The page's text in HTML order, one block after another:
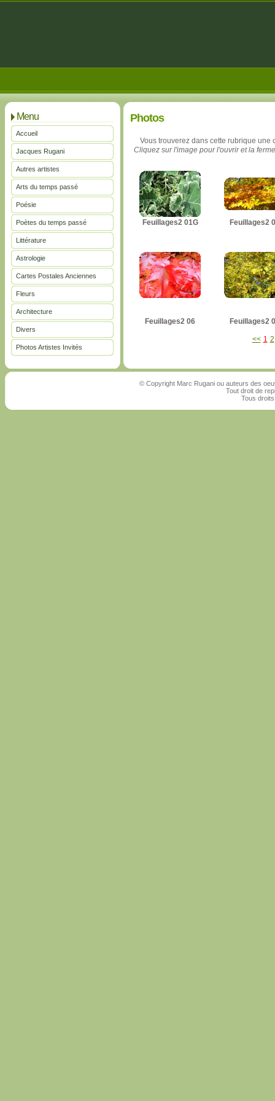
Menu
Accueil
Jacques Rugani
Autres artistes
Arts du temps passé
Poésie
Poètes du temps passé
Littérature
Astrologie
Cartes Postales Anciennes
Fleurs
Architecture
Divers
Photos Artistes Invités
Photos
Vous trouverez dans cette rubrique une
Cliquez sur l'image pour l'ouvrir et la
Feuillages2 01G Feuillages2
Feuillages2 06 Feuillages2
<< 1 2
© Copyright Marc Rugani ou auteurs des
Tout droit de
Tous